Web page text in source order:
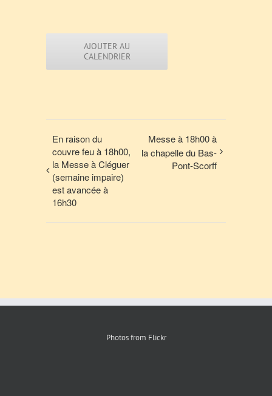
AJOUTER AU
CALENDRIER
En raison du
couvre feu à 18h00,
la Messe à Cléguer
(semaine impaire)
est avancée à
16h30
Messe à 18h00 à
la chapelle du Bas-
Pont-Scorff
Photos from Flickr